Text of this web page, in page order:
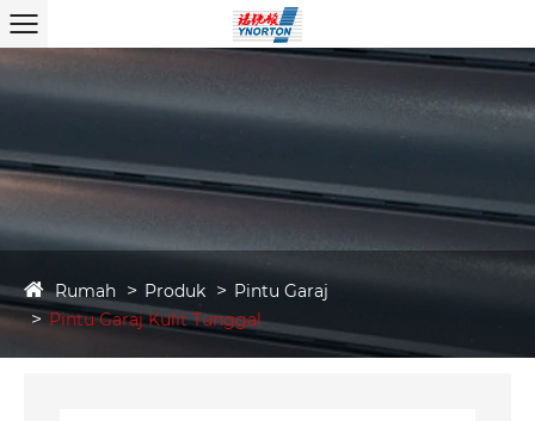
Rumah Produk
Pintu Garaj
Pintu Garaj Kulit Tunggal